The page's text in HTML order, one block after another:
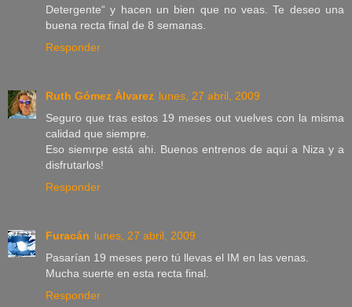
Detergente“ y hacen un bien que no veas. Te deseo una
buena recta final de 8 semanas.
Responder
Ruth Gómez Álvarez lunes, 27 abril, 2009
Seguro que tras estos 19 meses out vuelves con la misma
calidad que siempre.
Eso siemrpe está ahi. Buenos entrenos de aqui a Niza y a
disfrutarlos!
Responder
Furacán lunes, 27 abril, 2009
Pasarían 19 meses pero tú llevas el IM en las venas.
Mucha suerte en esta recta final.
Responder